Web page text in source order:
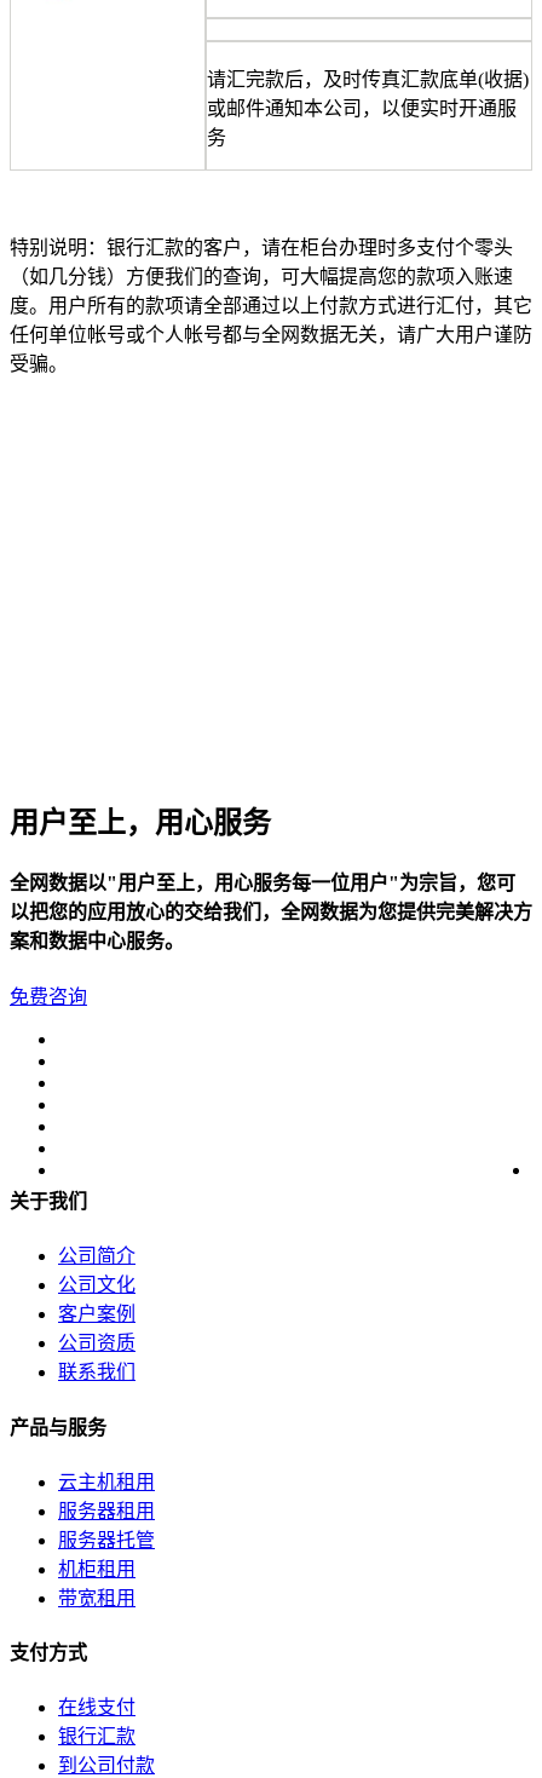
智能盒子即买即用
定制跨境加速
华南BGP机房
深圳横岗电信机房
电信钻石五星级机房
深圳罗湖田心机房
解决方案
电子商务类解决方案
综合门户类解决方案
政府媒体类解决方案
专线接入服务方案
互联网金融解决方案
联系方式
请汇完款后，及时传真汇款底单(收据)
或邮件通知本公司，以便实时开通服
务
特别说明：银行汇款的客户，请在柜台办理时多支付个零头
（如几分钱）方便我们的查询，可大幅提高您的款项入账速
度。用户所有的款项请全部通过以上付款方式进行汇付，其它
任何单位帐号或个人帐号都与全网数据无关，请广大用户谨防
受骗。
用户至上，用心服务
全网数据以"用户至上，用心服务每一位用户"为宗旨，您可
以把您的应用放心的交给我们，全网数据为您提供完美解决方
案和数据中心服务。
免费咨询
关于我们
公司简介
公司文化
客户案例
公司资质
联系我们
产品与服务
云主机租用
服务器租用
服务器托管
机柜租用
带宽租用
支付方式
在线支付
银行汇款
到公司付款